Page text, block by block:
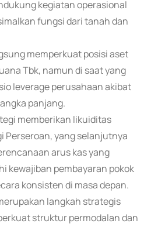
kegiatan operasional
fungsi dari tanah dan
memperkuat posisi aset
Tbk, namun di saat yang
leverage perusahaan akibat
panjang.
memberikan likuiditas
Perseroan, yang selanjutnya
arus kas yang
kewajiban pembayaran pokok
konsisten di masa depan.
langkah strategis
struktur permodalan dan